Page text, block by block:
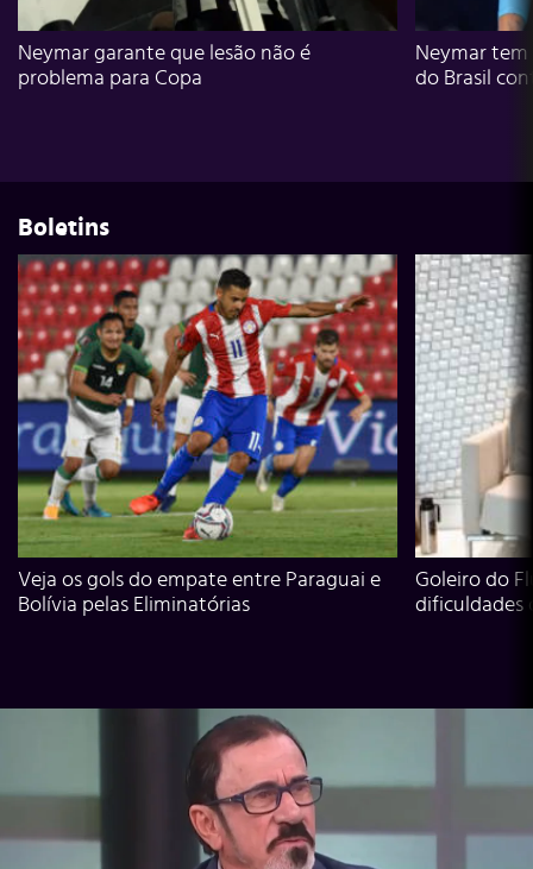
Neymar garante que lesão não é
problema para Copa
Neymar
do Brasil
Boletins
Veja os gols do empate entre Paraguai e
Bolívia pelas Eliminatórias
Goleiro do
dificuldades